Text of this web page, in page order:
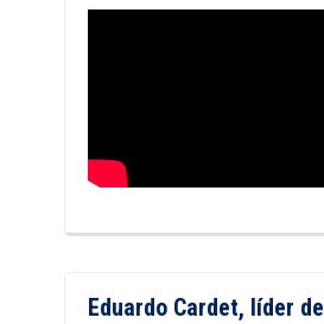
Eduardo Cardet, líder del